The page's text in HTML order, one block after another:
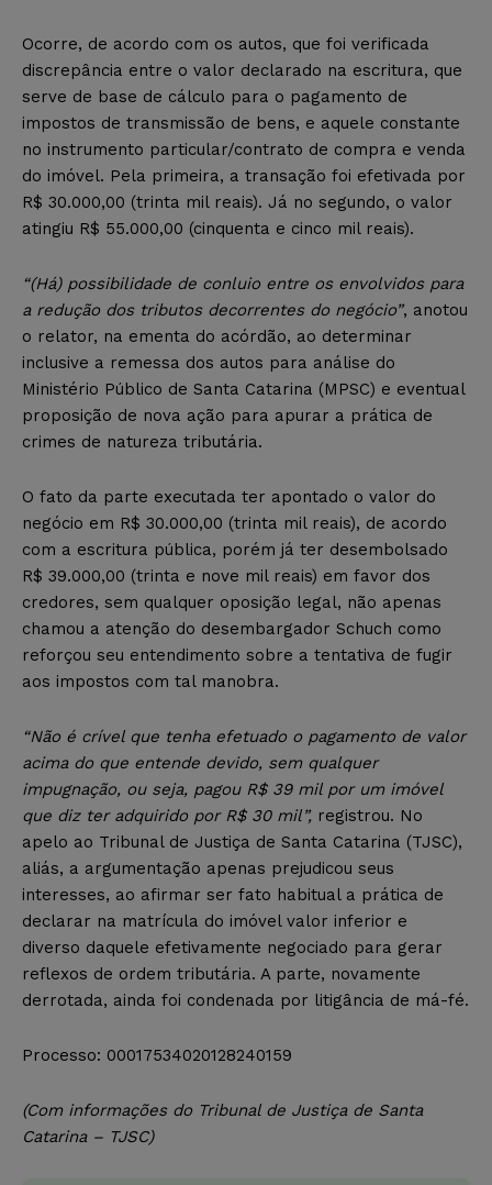
Ocorre, de acordo com os autos, que foi verificada
discrepância entre o valor declarado na escritura, que
serve de base de cálculo para o pagamento de
impostos de transmissão de bens, e aquele constante
no instrumento particular/contrato de compra e venda
do imóvel. Pela primeira, a transação foi efetivada por
R$ 30.000,00 (trinta mil reais). Já no segundo, o valor
atingiu R$ 55.000,00 (cinquenta e cinco mil reais).
“(Há) possibilidade de conluio entre os envolvidos para
a redução dos tributos decorrentes do negócio”, anotou
o relator, na ementa do acórdão, ao determinar
inclusive a remessa dos autos para análise do
Ministério Público de Santa Catarina (MPSC) e eventual
proposição de nova ação para apurar a prática de
crimes de natureza tributária.
O fato da parte executada ter apontado o valor do
negócio em R$ 30.000,00 (trinta mil reais), de acordo
com a escritura pública, porém já ter desembolsado
R$ 39.000,00 (trinta e nove mil reais) em favor dos
credores, sem qualquer oposição legal, não apenas
chamou a atenção do desembargador Schuch como
reforçou seu entendimento sobre a tentativa de fugir
aos impostos com tal manobra.
“Não é crível que tenha efetuado o pagamento de valor
acima do que entende devido, sem qualquer
impugnação, ou seja, pagou R$ 39 mil por um imóvel
que diz ter adquirido por R$ 30 mil”, registrou. No
apelo ao Tribunal de Justiça de Santa Catarina (TJSC),
aliás, a argumentação apenas prejudicou seus
interesses, ao afirmar ser fato habitual a prática de
declarar na matrícula do imóvel valor inferior e
diverso daquele efetivamente negociado para gerar
reflexos de ordem tributária. A parte, novamente
derrotada, ainda foi condenada por litigância de má-fé.
Processo: 00017534020128240159
(Com informações do Tribunal de Justiça de Santa
Catarina – TJSC)